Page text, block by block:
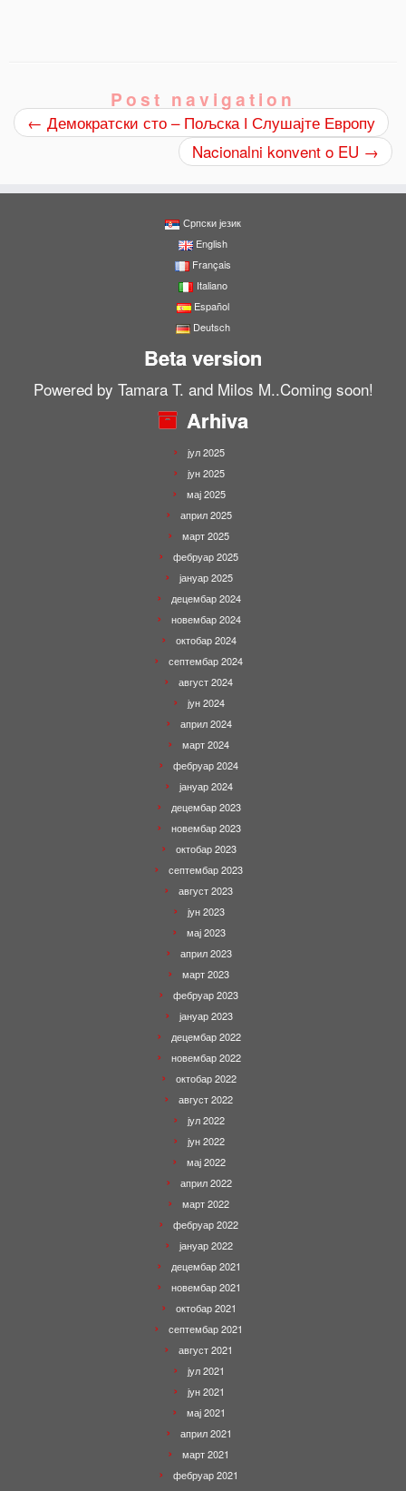
Post navigation
← Демократски сто – Пољска ǀ Слушајте Европу
Nacionalni konvent o EU →
Српски језик
English
Français
Italiano
Español
Deutsch
Beta version
Powered by Tamara T. and Milos M..Coming soon!
Arhiva
јул 2025
јун 2025
мај 2025
април 2025
март 2025
фебруар 2025
јануар 2025
децембар 2024
новембар 2024
октобар 2024
септембар 2024
август 2024
јун 2024
април 2024
март 2024
фебруар 2024
јануар 2024
децембар 2023
новембар 2023
октобар 2023
септембар 2023
август 2023
јун 2023
мај 2023
април 2023
март 2023
фебруар 2023
јануар 2023
децембар 2022
новембар 2022
октобар 2022
август 2022
јул 2022
јун 2022
мај 2022
април 2022
март 2022
фебруар 2022
јануар 2022
децембар 2021
новембар 2021
октобар 2021
септембар 2021
август 2021
јул 2021
јун 2021
мај 2021
април 2021
март 2021
фебруар 2021
Shares